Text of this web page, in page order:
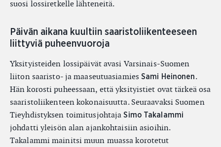
suosi lossiretkelle lähteneitä.
Päivän aikana kuultiin saaristoliikenteeseen
liittyviä puheenvuoroja
Yksityisteiden lossipäivät avasi Varsinais-Suomen
liiton saaristo- ja maaseutuasiamiesSami Heinonen.
Hän korosti puheessaan, että yksityistiet ovat tärkeä osa
saaristoliikenteen kokonaisuutta. Seuraavaksi Suomen
Tieyhdistyksen toimitusjohtajaSimo Takalammi
johdatti yleisön alan ajankohtaisiin asioihin.
Takalammi mainitsi muun muassa korotetut